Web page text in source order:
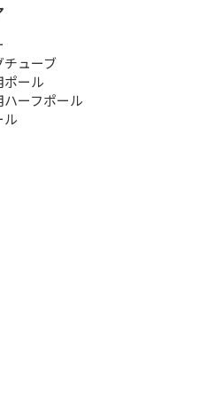
チューブ
ポール
ーフポール
ル